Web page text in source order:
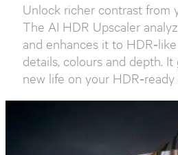
Unlock richer contrast from
The AI HDR Upscaler
and enhances it to
details, colours and depth.
new life on your HDR‑ready